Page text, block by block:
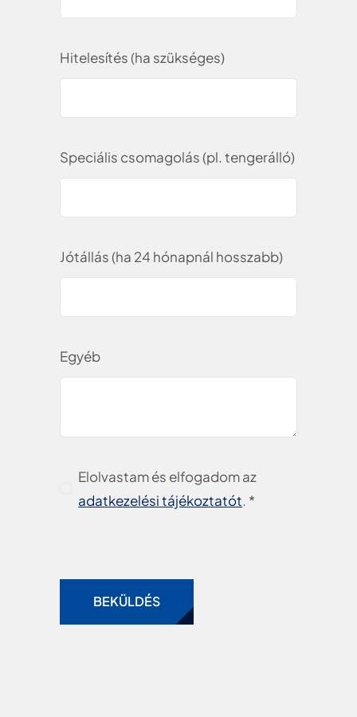
Hitelesítés (ha szükséges)
Speciális csomagolás (pl. tengerálló)
Jótállás (ha 24 hónapnál hosszabb)
Egyéb
Elolvastam és elfogadom az
adatkezelési tájékoztatót. *
BEKÜLDÉS